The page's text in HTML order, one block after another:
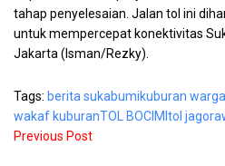
tahap penyelesaian. Jalan tol ini
untuk mempercepat konektivitas
Jakarta (Isman/Rezky).
Tags: berita sukabumikuburan warga
wakaf kuburanTOL BOCIMI tol
Previous Post